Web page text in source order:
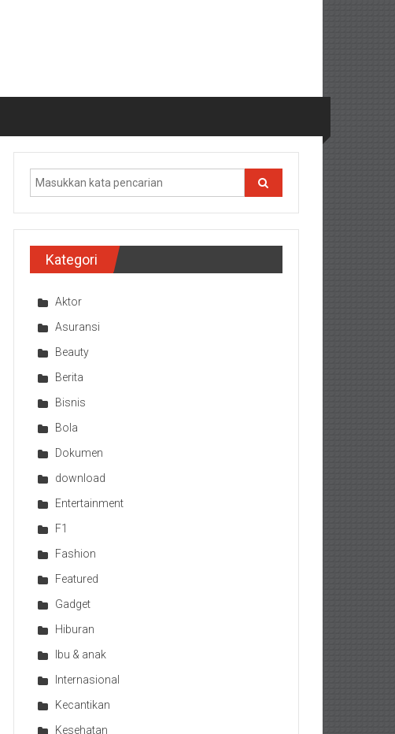
Kategori
Aktor
Asuransi
Beauty
Berita
Bisnis
Bola
Dokumen
download
Entertainment
F1
Fashion
Featured
Gadget
Hiburan
Ibu & anak
Internasional
Kecantikan
Kesehatan